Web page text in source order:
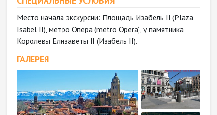
Место начала экскурсии: Площадь Изабель II (Plaza
Isabel II), метро Опера (metro Opera), у памятника
Королевы Елизаветы II (Изабель II).
ГАЛЕРЕЯ